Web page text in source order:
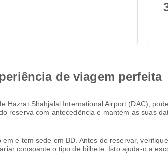
de viagem perfeita
Hazrat Shahjalal International Airport (DAC),
reserva com antecedência e mantém as suas
e tem sede em BD. Antes de reservar,
consoante o tipo de bilhete. Isto ajuda-o a